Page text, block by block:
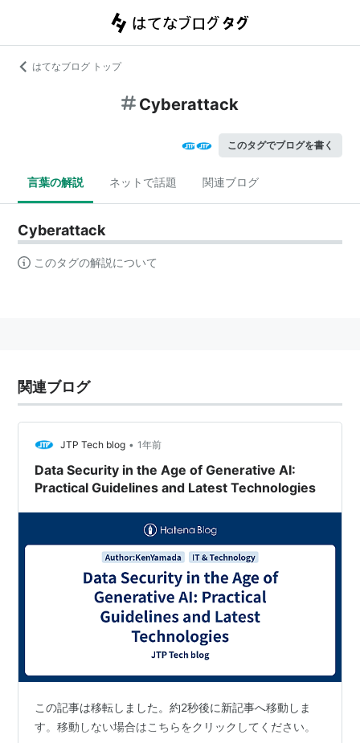
はてなブログ トップ
Cyberattack
このタグでブログを書く
言葉の解説 ネットで話題 関連ブログ
Cyberattack
このタグの解説について
関連ブログ
JTP Tech blog • 1年前
Data Security in the Age of Generative AI:
Practical Guidelines and Latest Technologies
この記事は移転しました。約2秒後に新記事へ移動しま
す。移動しない場合はこちらをクリックしてください。